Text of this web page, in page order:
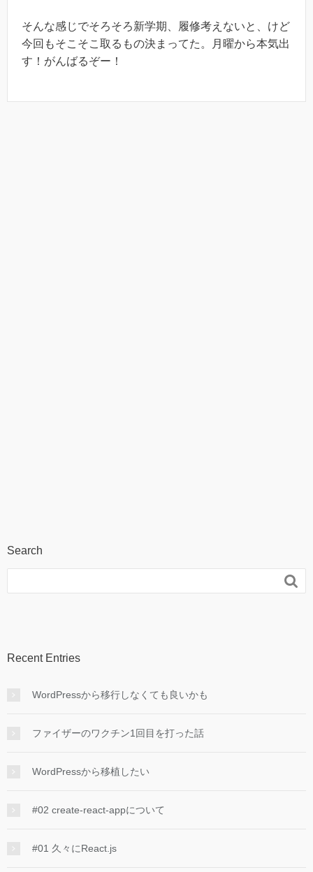
そんな感じでそろそろ新学期、履修考えないと、けど
今回もそこそこ取るもの決まってた。月曜から本気出
す！がんばるぞー！
Search

Recent Entries
WordPressから移行しなくても良いかも
ファイザーのワクチン1回目を打った話
WordPressから移植したい
#02 create-react-appについて
#01 久々にReact.js